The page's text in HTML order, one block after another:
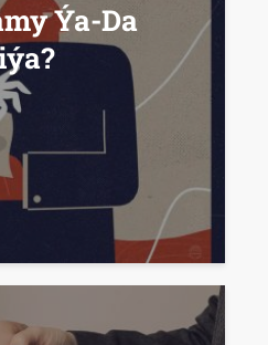
Ýa-Da